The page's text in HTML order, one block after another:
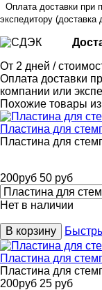
Оплата доставки при
экспедитору (доставка
От 2 дней /
Оплата доставки
компании или
Похожие товары из
Пластина для
Пластина для
200руб 50 руб
Нет в наличии
В корзину
Пластина для
Пластина для
200руб 25 руб